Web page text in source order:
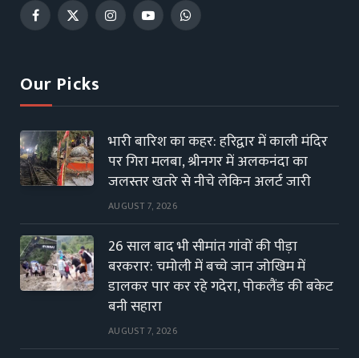
Facebook
X
InstagramYouTubeWhatsApp
Our Picks
भारी बारिश का कहर: हरिद्वार में काली मंदिर
पर गिरा मलबा, श्रीनगर में अलकनंदा का
जलस्तर खतरे से नीचे लेकिन अलर्ट जारी
AUGUST 7, 2026
26 साल बाद भी सीमांत गांवों की पीड़ा
बरकरार: चमोली में बच्चे जान जोखिम में
डालकर पार कर रहे गदेरा, पोकलैंड की बकेट
बनी सहारा
AUGUST 7, 2026